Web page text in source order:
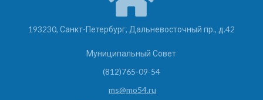
193230, Санкт-Петербург, Дальневосточный пр., д.42
Муниципальный Совет
(812)765-09-54
ms@mo54.ru